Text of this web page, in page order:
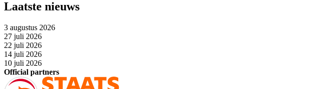
Laatste nieuws
3 augustus 2026
27 juli 2026
22 juli 2026
14 juli 2026
10 juli 2026
Official partners